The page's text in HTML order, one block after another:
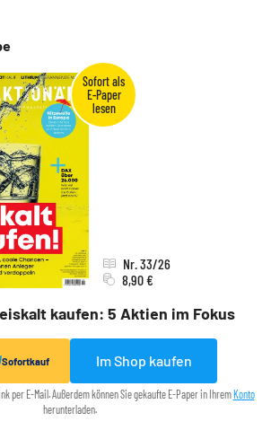
kaufen: 5 Aktien im Fokus
Nr. 33/26
8,90 €
Sofortkauf Im Shop kaufen
per E-Mail. Außerdem können Sie gekaufte E-Paper in Ihrem Konto
herunterladen.